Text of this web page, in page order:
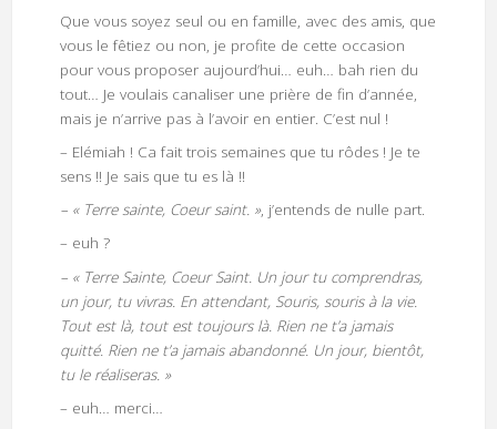
Que vous soyez seul ou en famille, avec des amis, que
vous le fêtiez ou non, je profite de cette occasion
pour vous proposer aujourd’hui… euh… bah rien du
tout… Je voulais canaliser une prière de fin d’année,
mais je n’arrive pas à l’avoir en entier. C’est nul !
– Elémiah ! Ca fait trois semaines que tu rôdes ! Je te
sens !! Je sais que tu es là !!
– « Terre sainte, Coeur saint. », j’entends de nulle part.
– euh ?
– « Terre Sainte, Coeur Saint. Un jour tu comprendras,
un jour, tu vivras. En attendant, Souris, souris à la vie.
Tout est là, tout est toujours là. Rien ne t’a jamais
quitté. Rien ne t’a jamais abandonné. Un jour, bientôt,
tu le réaliseras. »
– euh… merci…